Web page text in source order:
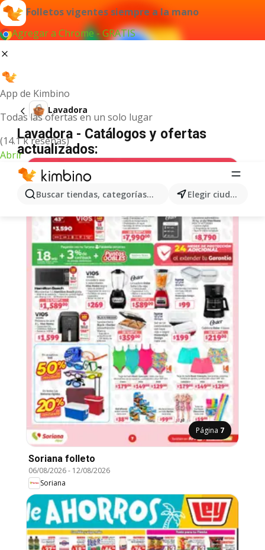
Folletos vigentes siempre a la mano
Agregar a Chrome - GRATIS
App de Kimbino
Todas las ofertas en un solo lugar
(14.1 k reseñas)
Abrir
Buscar tiendas, categorías, productos... Elegir ciudad
Lavadora
Lavadora - Catálogos y ofertas
actualizados:
Página 7
Soriana folleto
06/08/2026- 12/08/2026
Soriana